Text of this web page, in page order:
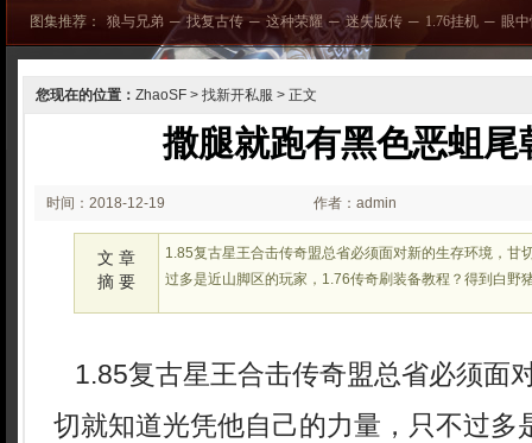
图集推荐：
狼与兄弟 ─ 找复古传 ─ 这种荣耀 ─ 迷失版传 ─ 1.76挂机 ─ 眼
您现在的位置： ZhaoSF > 找新开私服 > 正文
撒腿就跑有黑色恶蛆尾
时间：2018-12-19
00:23:39
作者：admin
文 章
摘 要
1.85复古星王合击传奇盟总省必须面对新的生存环境，甘
过多是近山脚区的玩家，1.76传奇刷装备教程？得到白野
1.85复古星王合击传奇盟总省必须面
切就知道光凭他自己的力量，只不过多